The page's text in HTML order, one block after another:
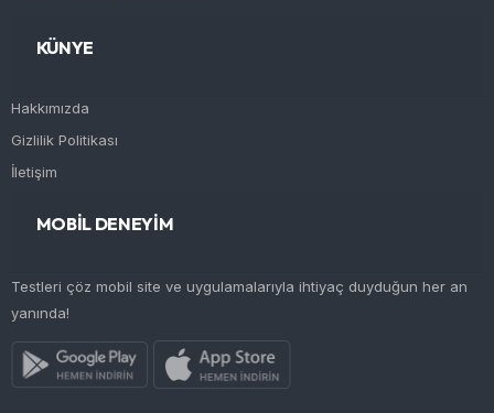
KÜNYE
Hakkımızda
Gizlilik Politikası
İletişim
MOBİL DENEYİM
Testleri çöz mobil site ve uygulamalarıyla ihtiyaç duyduğun her an
yanında!